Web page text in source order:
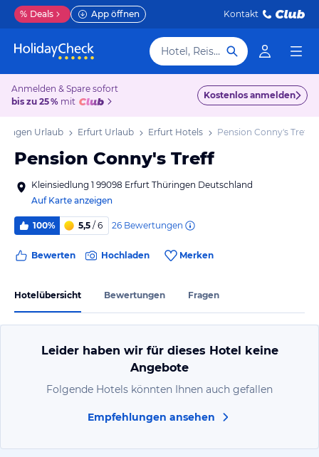
% Deals App öffnen Kontakt
Hotel, Reiseziel
Anmelden & Spare sofort
bis zu 25 % mit
Kostenlos anmelden
Urlaub Erfurt Urlaub Erfurt Hotels Pension Conny's Treff
Pension Conny's Treff
Kleinsiedlung 1 99098 Erfurt Thüringen Deutschland
Auf Karte anzeigen
100% 5,5 / 6 26 Bewertungen
Bewerten Hochladen Merken
Hotelübersicht Bewertungen Fragen
Leider haben wir für dieses Hotel keine
Angebote
Folgende Hotels könnten Ihnen auch gefallen
Empfehlungen ansehen